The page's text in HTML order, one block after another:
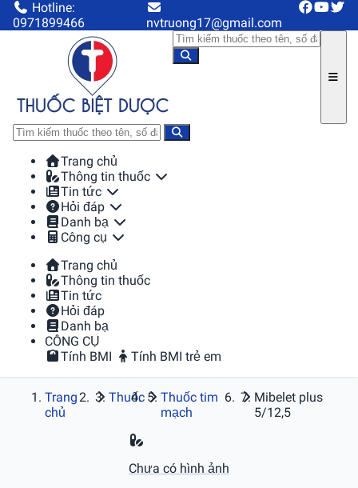
Hotline:
0971899466
nvtruong17@gmail.com
Trang chủ
Thông tin thuốc
Tin tức
Hỏi đáp
Danh bạ
Công cụ
Trang chủ
Thông tin thuốc
Tin tức
Hỏi đáp
Danh bạ
CÔNG CỤ
Tính BMI
Tính BMI trẻ em
Trang
chủ
Thuốc
Thuốc tim
mạch
Mibelet plus
5/12,5
Chưa có hình ảnh